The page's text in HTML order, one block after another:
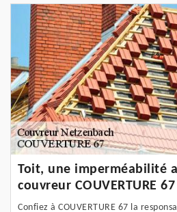
Toit, une imperméabilité
couvreur COUVERTURE 67
Confiez à COUVERTURE 67 la